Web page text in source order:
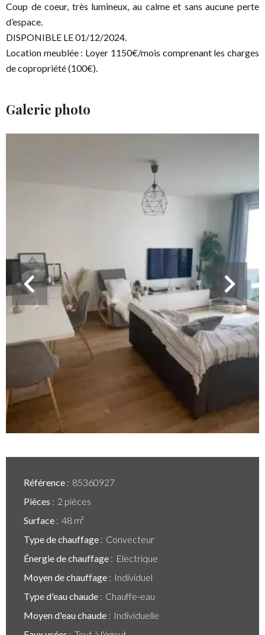
Coup de coeur, très lumineux, au calme et sans aucune perte
d’espace.
DISPONIBLE LE 01/12/2024.
Location meublée : Loyer 1150€/mois comprenant les charges
de copropriété (100€).
Galerie photo
Référence
85360927
Pièces
2 pièces
Surface
48 m²
Type de chauffage
Convecteur
Énergie de chauffage
Electrique
Moyen de chauffage
Individuel
Type d'eau chaude
Chauffe-eau
Moyen d'eau chaude
Individuelle